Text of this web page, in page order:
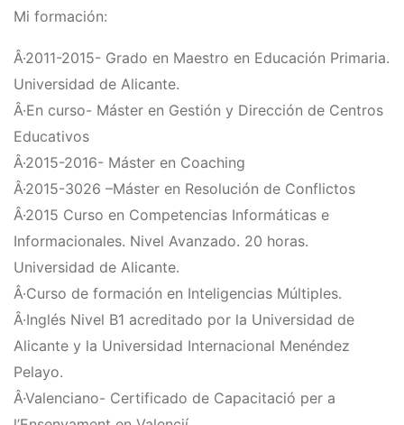
Mi formación:
Â·2011-2015- Grado en Maestro en Educación Primaria.
Universidad de Alicante.
Â·En curso- Máster en Gestión y Dirección de Centros
Educativos
Â·2015-2016- Máster en Coaching
Â·2015-3026 –Máster en Resolución de Conflictos
Â·2015 Curso en Competencias Informáticas e
Informacionales. Nivel Avanzado. 20 horas.
Universidad de Alicante.
Â·Curso de formación en Inteligencias Múltiples.
Â·Inglés Nivel B1 acreditado por la Universidad de
Alicante y la Universidad Internacional Menéndez
Pelayo.
Â·Valenciano- Certificado de Capacitació per a